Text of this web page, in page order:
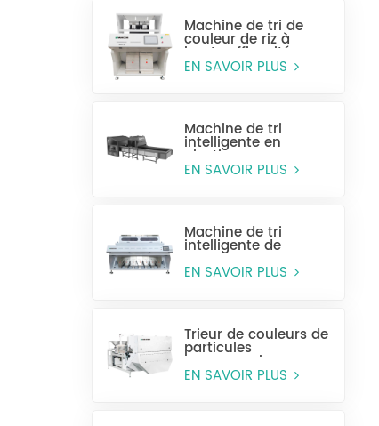
Machine de tri de
couleur de riz à
haute efficacité
MR128
EN SAVOIR PLUS
Machine de tri
intelligente en
plastique pour
bouteilles entières
EN SAVOIR PLUS
Machine de tri
intelligente de
couleur de grain
CCD MG448
EN SAVOIR PLUS
Trieur de couleurs de
particules
monocouche
(sélection humide)
EN SAVOIR PLUS